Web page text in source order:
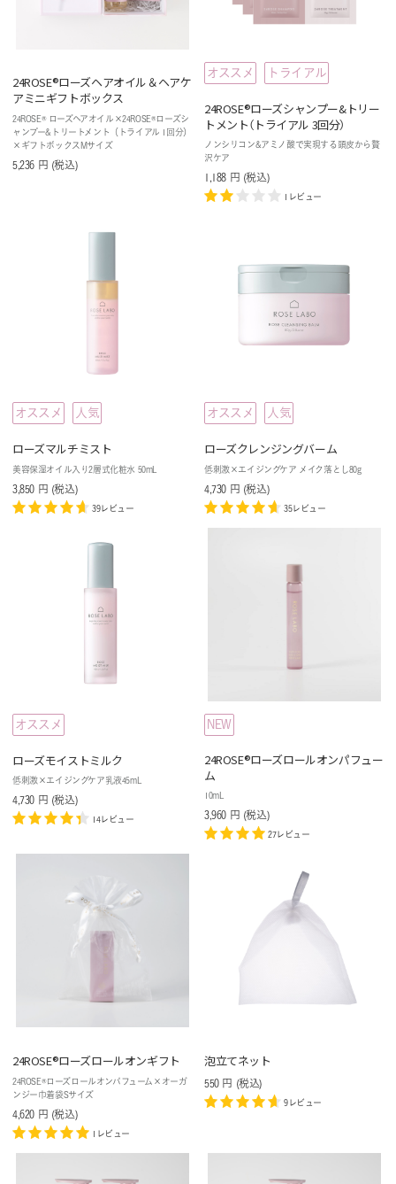
24ROSE®️ローズヘアオイル＆ヘアケ
アミニギフトボックス
24ROSE® ローズヘアオイル×24ROSE®ローズシ
ャンプー&トリートメント（トライアル 1回分）
×ギフトボックスMサイズ
5,236 円 (税込)
オススメ トライアル
24ROSE®ローズシャンプー&トリー
トメント（トライアル 3回分）
ノンシリコン&アミノ酸で実現する頭皮から贅
沢ケア
1,188 円 (税込)
1レビュー
オススメ 人気
ローズマルチミスト
美容保湿オイル入り2層式化粧水 50mL
3,850 円 (税込)
39レビュー
オススメ 人気
ローズクレンジングバーム
低刺激×エイジングケア メイク落とし80g
4,730 円 (税込)
35レビュー
オススメ
ローズモイストミルク
低刺激×エイジングケア乳液45mL
4,730 円 (税込)
14レビュー
NEW
24ROSE®️ローズロールオンパフュー
ム
10mL
3,960 円 (税込)
27レビュー
24ROSE®️ローズロールオンギフト
24ROSE®️ローズロールオンパフューム×オーガ
ンジー巾着袋Sサイズ
4,620 円 (税込)
1レビュー
泡立てネット
550 円 (税込)
9レビュー